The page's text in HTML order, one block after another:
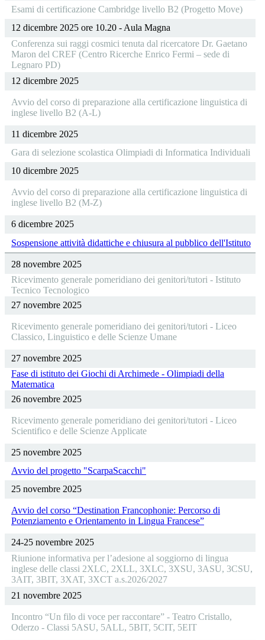
Esami di certificazione Cambridge livello B2 (Progetto Move)
12 dicembre 2025 ore 10.20 - Aula Magna
Conferenza sui raggi cosmici tenuta dal ricercatore Dr. Gaetano
Maron del CREF (Centro Ricerche Enrico Fermi – sede di
Legnaro PD)
12 dicembre 2025
Avvio del corso di preparazione alla certificazione linguistica di
inglese livello B2 (A-L)
11 dicembre 2025
Gara di selezione scolastica Olimpiadi di Informatica Individuali
10 dicembre 2025
Avvio del corso di preparazione alla certificazione linguistica di
inglese livello B2 (M-Z)
6 dicembre 2025
Sospensione attività didattiche e chiusura al pubblico dell'Istituto
28 novembre 2025
Ricevimento generale pomeridiano dei genitori/tutori - Istituto
Tecnico Tecnologico
27 novembre 2025
Ricevimento generale pomeridiano dei genitori/tutori - Liceo
Classico, Linguistico e delle Scienze Umane
27 novembre 2025
Fase di istituto dei Giochi di Archimede - Olimpiadi della
Matematica
26 novembre 2025
Ricevimento generale pomeridiano dei genitori/tutori - Liceo
Scientifico e delle Scienze Applicate
25 novembre 2025
Avvio del progetto "ScarpaScacchi"
25 novembre 2025
Avvio del corso “Destination Francophonie: Percorso di
Potenziamento e Orientamento in Lingua Francese”
24-25 novembre 2025
Riunione informativa per l’adesione al soggiorno di lingua
inglese delle classi 2XLC, 2XLL, 3XLC, 3XSU, 3ASU, 3CSU,
3AIT, 3BIT, 3XAT, 3XCT a.s.2026/2027
21 novembre 2025
Incontro “Un filo di voce per raccontare” - Teatro Cristallo,
Oderzo - Classi 5ASU, 5ALL, 5BIT, 5CIT, 5EIT